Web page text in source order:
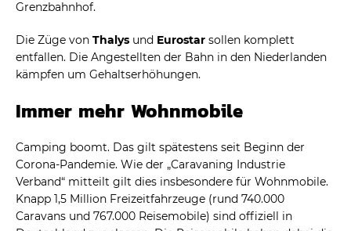
Grenzbahnhof.
Die Züge von Thalys und Eurostar sollen komplett
entfallen. Die Angestellten der Bahn in den Niederlanden
kämpfen um Gehaltserhöhungen.
Immer mehr Wohnmobile
Camping boomt. Das gilt spätestens seit Beginn der
Corona-Pandemie. Wie der „Caravaning Industrie
Verband“ mitteilt gilt dies insbesondere für Wohnmobile.
Knapp 1,5 Million Freizeitfahrzeuge (rund 740.000
Caravans und 767.000 Reisemobile) sind offiziell in